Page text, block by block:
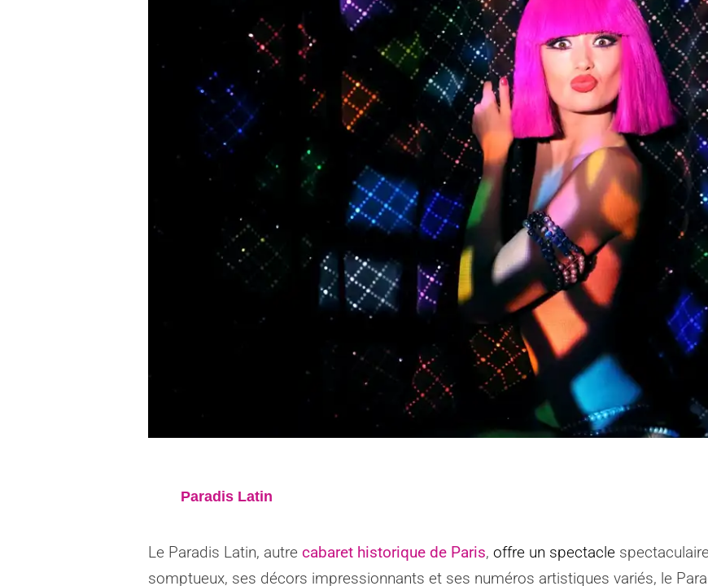
Paradis Latin
Le Paradis Latin, autre cabaret historique de Paris, offre un spectacle
somptueux, ses décors impressionnants et ses numéros artistiques variés, le